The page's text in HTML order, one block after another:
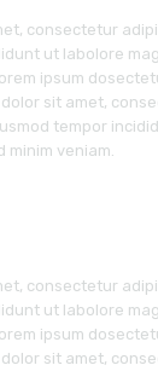
consectetur
ut labolore
ipsum
sit amet,
tempor
minim veniam.
consectetur
ut labolore
ipsum
sit amet,